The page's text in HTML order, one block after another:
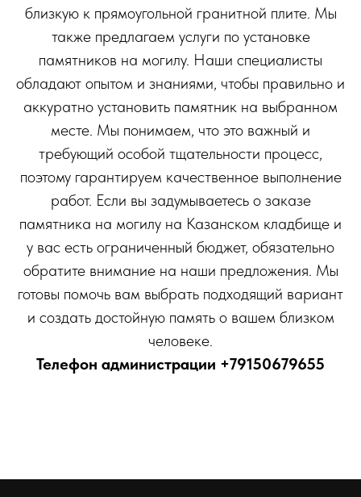
близкую к прямоугольной гранитной плите. Мы
также предлагаем услуги по установке
памятников на могилу. Наши специалисты
обладают опытом и знаниями, чтобы правильно и
аккуратно установить памятник на выбранном
месте. Мы понимаем, что это важный и
требующий особой тщательности процесс,
поэтому гарантируем качественное выполнение
работ. Если вы задумываетесь о заказе
памятника на могилу на Казанском кладбище и
у вас есть ограниченный бюджет, обязательно
обратите внимание на наши предложения. Мы
готовы помочь вам выбрать подходящий вариант
и создать достойную память о вашем близком
человеке.
Телефон администрации +79150679655